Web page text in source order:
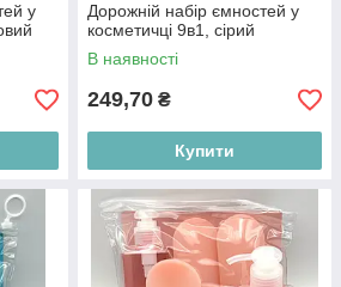
у
Дорожній набір ємностей у
косметичці 9в1, сірий
В наявності
249,70 ₴
Купити